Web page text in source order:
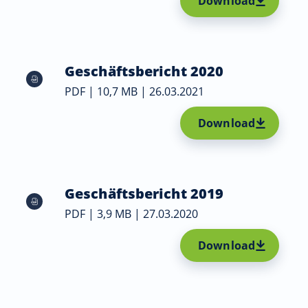
Geschäftsbericht 2020
PDF | 10,7 MB | 26.03.2021
Download
Geschäftsbericht 2019
PDF | 3,9 MB | 27.03.2020
Download